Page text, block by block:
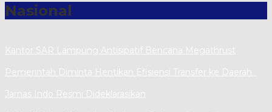
Nasional
Kantor SAR Lampung Antisipatif Bencana Megathrust
Pemerintah Diminta Hentikan Efisiensi Transfer ke Daerah
Jarnas Indo Resmi Dideklarasikan